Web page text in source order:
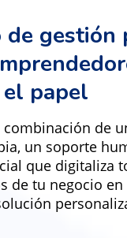
de gestión
el papel
combinación de
un soporte
que digitaliza
de tu negocio